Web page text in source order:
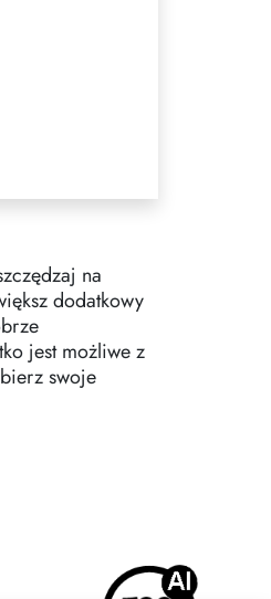
na
dodatkowy
jest możliwe z
swoje